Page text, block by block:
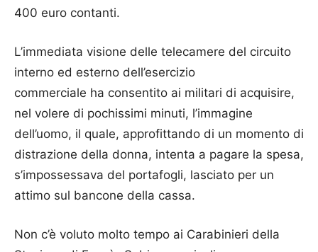
400 euro contanti.
L’immediata visione delle telecamere del circuito
interno ed esterno dell’esercizio
commerciale ha consentito ai militari di acquisire,
nel volere di pochissimi minuti, l’immagine
dell’uomo, il quale, approfittando di un momento di
distrazione della donna, intenta a pagare la spesa,
s’impossessava del portafogli, lasciato per un
attimo sul bancone della cassa.
Non c’è voluto molto tempo ai Carabinieri della